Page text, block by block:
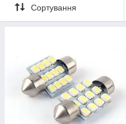
Сортування